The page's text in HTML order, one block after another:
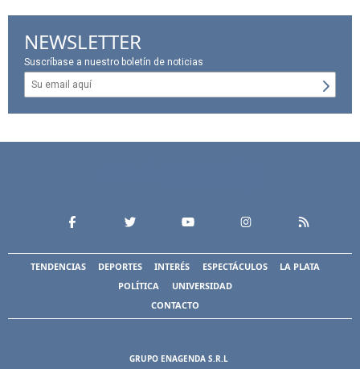
NEWSLETTER
Suscríbase a nuestro boletín de noticias
TENDENCIAS DEPORTES INTERÉS ESPECTÁCULOS
LA PLATA
POLÍTICA
UNIVERSIDAD
CONTACTO
GRUPO ENAGENDA S.R.L